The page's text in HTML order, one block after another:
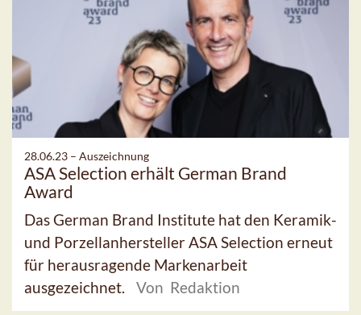
28.06.23 – Auszeichnung
ASA Selection erhält German Brand
Award
Das German Brand Institute hat den Keramik-
und Porzellanhersteller ASA Selection erneut
für herausragende Markenarbeit
ausgezeichnet.
Von Redaktion